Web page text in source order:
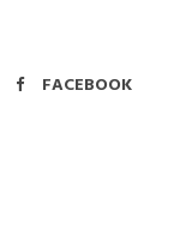
FACEBOOK